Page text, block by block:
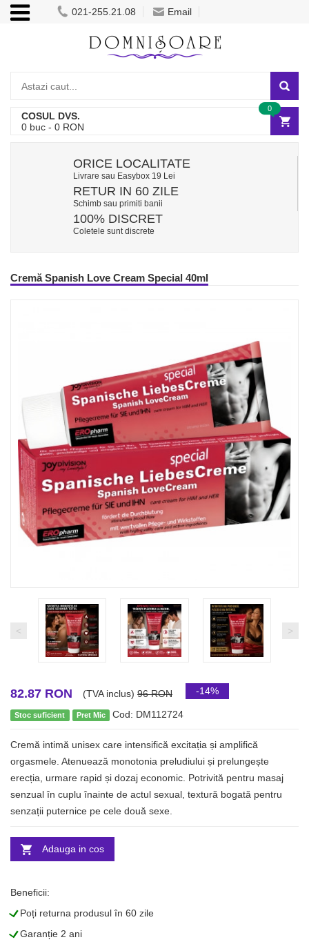
021-255.21.08 Email
COSUL DVS.
0 buc - 0 RON
0
ORICE LOCALITATE
Livrare sau Easybox 19 Lei
RETUR IN 60 ZILE
Schimb sau primiti banii
100% DISCRET
Coletele sunt discrete
Cremă Spanish Love Cream Special 40ml
< >
82.87 RON (TVA inclus) 96 RON -14%
Stoc suficient Pret Mic Cod: DM112724
Cremă intimă unisex care intensifică excitația și amplifică
orgasmele. Atenuează monotonia preludiului și prelungește
erecția, urmare rapid și dozaj economic. Potrivită pentru masaj
senzual în cuplu înainte de actul sexual, textură bogată pentru
senzații puternice pe cele două sexe.
Adauga in cos
Beneficii:
LPoți returna produsul în 60 zile
LGaranție 2 ani